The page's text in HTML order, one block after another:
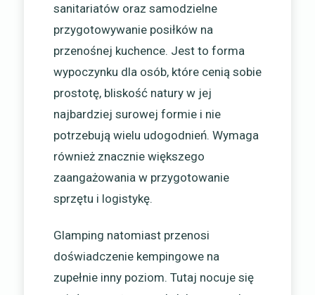
sanitariatów oraz samodzielne
przygotowywanie posiłków na
przenośnej kuchence. Jest to forma
wypoczynku dla osób, które cenią sobie
prostotę, bliskość natury w jej
najbardziej surowej formie i nie
potrzebują wielu udogodnień. Wymaga
również znacznie większego
zaangażowania w przygotowanie
sprzętu i logistykę.
Glamping natomiast przenosi
doświadczenie kempingowe na
zupełnie inny poziom. Tutaj nocuje się